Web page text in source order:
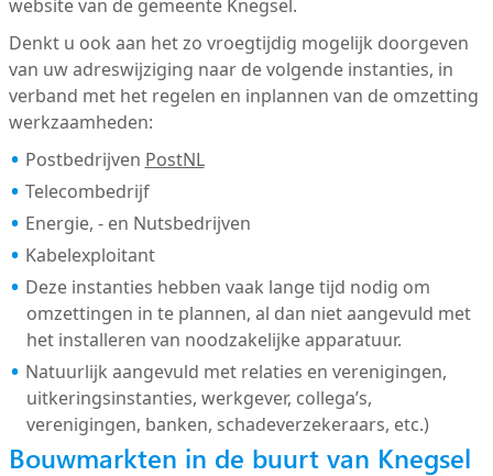
website van de gemeente Knegsel.
Denkt u ook aan het zo vroegtijdig mogelijk doorgeven
van uw adreswijziging naar de volgende instanties, in
verband met het regelen en inplannen van de omzetting
werkzaamheden:
Postbedrijven PostNL
Telecombedrijf
Energie, - en Nutsbedrijven
Kabelexploitant
Deze instanties hebben vaak lange tijd nodig om
omzettingen in te plannen, al dan niet aangevuld met
het installeren van noodzakelijke apparatuur.
Natuurlijk aangevuld met relaties en verenigingen,
uitkeringsinstanties, werkgever, collega’s,
verenigingen, banken, schadeverzekeraars, etc.)
Bouwmarkten in de buurt van Knegsel